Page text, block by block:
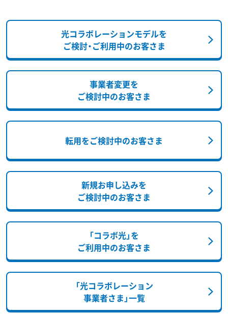
光コラボレーションモデルを
ご検討・ご利用中のお客さま
事業者変更を
ご検討中のお客さま
転用をご検討中のお客さま
新規お申し込みを
ご検討中のお客さま
「コラボ光」を
ご利用中のお客さま
「光コラボレーション
事業者さま」一覧